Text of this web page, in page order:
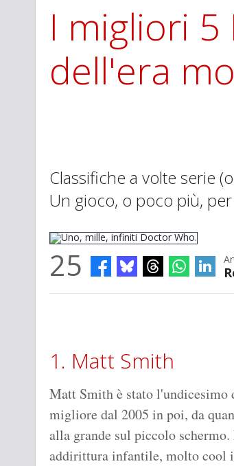
I migliori
dell'era
Classifiche a volte serie
Un gioco, o poco più,
25
1. Matt Smith
Matt Smith è stato l'undicesimo
migliore dal 2005 in poi, da
alla grande sul piccolo
addirittura infantile, molto cool